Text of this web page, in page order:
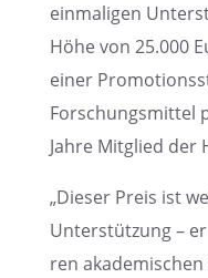
einma­li­gen
Höhe von 25.000
einer
Forschungs­mit­tel
Jahre Mitglied der
„Dieser Preis ist
Unter­stüt­zung –
ren